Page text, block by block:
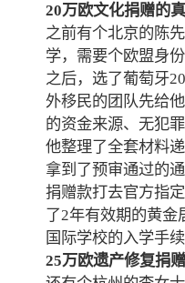
20万欧文化捐赠的
之前有个北京的陈
学，需要个欧盟身
之后，选了葡萄牙
外移民的团队先给
的资金来源、无犯
他整理了全套材料
拿到了预审通过的
捐赠款打去官方指
了2年有效期的黄金
国际学校的入学手续
25万欧遗产修复捐